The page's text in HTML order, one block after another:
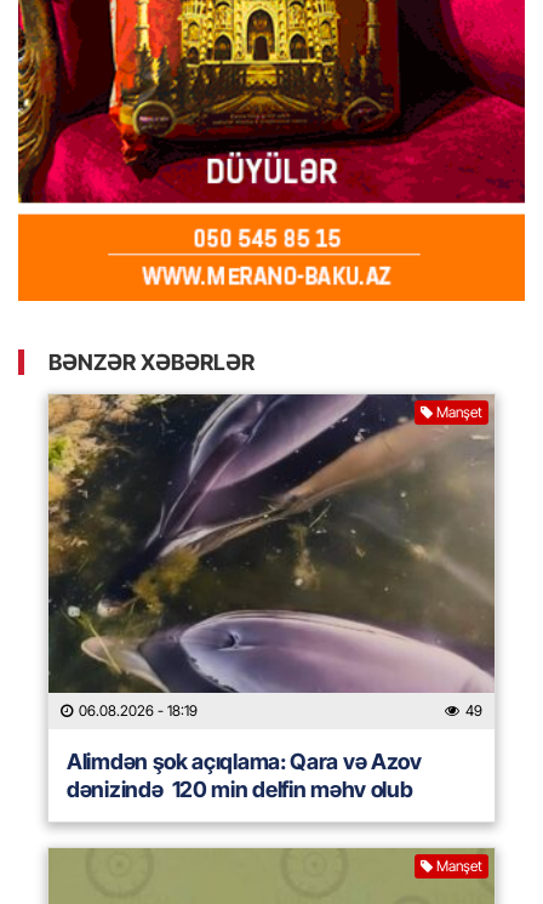
BƏNZƏR XƏBƏRLƏR
Manşet
06.08.2026 - 18:19 49
Alimdən şok açıqlama: Qara və Azov
dənizində 120 min delfin məhv olub
Manşet